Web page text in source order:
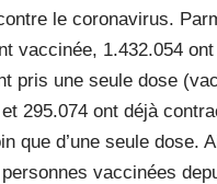
le coronavirus.
vaccinée, 1.432.054
pris une seule dose
295.074 ont déjà
que d’une seule dose.
vaccinées